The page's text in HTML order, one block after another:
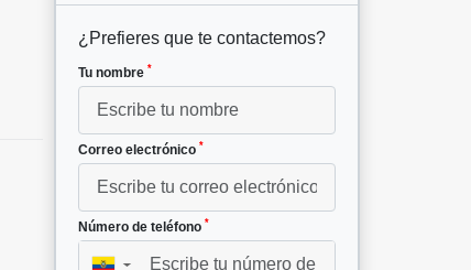
¿Prefieres que te contactemos?
Tu nombre *
Correo electrónico *
Número de teléfono *
▼